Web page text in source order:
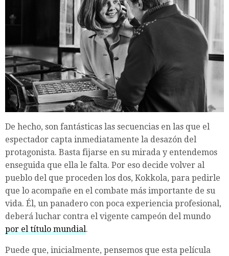
De hecho, son fantásticas las secuencias en las que el
espectador capta inmediatamente la desazón del
protagonista. Basta fijarse en su mirada y entendemos
enseguida que ella le falta. Por eso decide volver al
pueblo del que proceden los dos, Kokkola, para pedirle
que lo acompañe en el combate más importante de su
vida. Él, un panadero con poca experiencia profesional,
deberá luchar contra el vigente campeón del mundo
por el título mundial.
Puede que, inicialmente, pensemos que esta película